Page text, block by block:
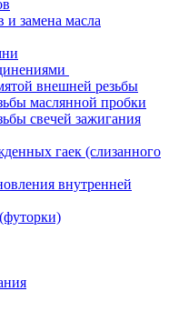
замена масла
внешней резьбы
маслянной пробки
свечей зажигания
гаек (слизанного
внутренней